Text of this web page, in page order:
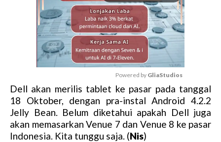
u
t
e
Powered by GliaStudios
Dell akan merilis tablet ke pasar pada tanggal
18 Oktober, dengan pra-instal Android 4.2.2
Jelly Bean. Belum diketahui apakah Dell juga
akan memasarkan Venue 7 dan Venue 8 ke pasar
Indonesia. Kita tunggu saja. (Nis)